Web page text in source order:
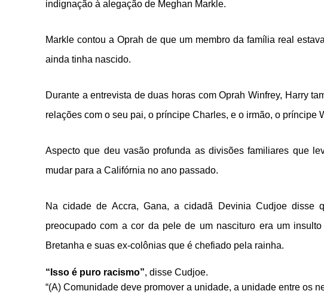
indignação à alegação de Meghan Markle.
Markle contou a Oprah de que um membro da família real
ainda tinha nascido.
Durante a entrevista de duas horas com Oprah Winfrey, Harry
relações com o seu pai, o príncipe Charles, e o irmão, o príncipe
Aspecto que deu vasão profunda as divisões familiares que
mudar para a Califórnia no ano passado.
Na cidade de Accra, Gana, a cidadã Devinia Cudjoe disse
preocupado com a cor da pele de um nascituro era um
Bretanha e suas ex-colônias que é chefiado pela rainha.
“Isso é puro racismo”, disse Cudjoe.
“(A) Comunidade deve promover a unidade, a unidade entre os